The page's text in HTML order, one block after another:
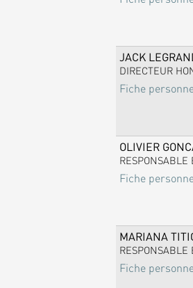
JACK
DIRECTEUR
Fiche
OLIVIER
RESPONSABLE
Fiche
MARIANA
RESPONSABLE
Fiche